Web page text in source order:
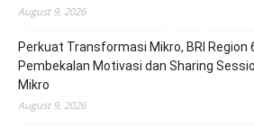
August 9, 2026
Perkuat Transformasi Mikro, BRI Region
Pembekalan Motivasi dan Sharing
Mikro
August 9, 2026